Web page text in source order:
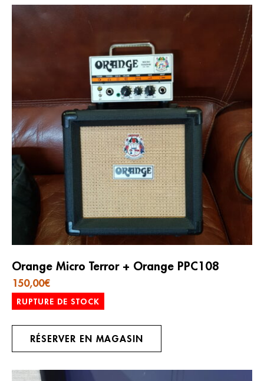
Orange Micro Terror + Orange PPC108
150,00€
RUPTURE DE STOCK
RÉSERVER EN MAGASIN